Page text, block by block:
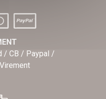
/ CB / Paypal /